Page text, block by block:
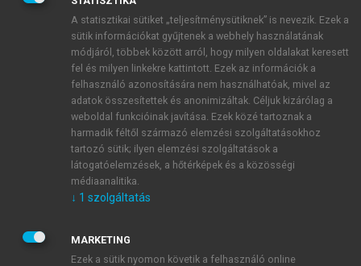
ÚJ FIÓK LÉTREHOZÁSA
1 óra díjmentes hozzáférés
E-MAIL-CÍM
JELSZÓ
A statisztikai sütiket „teljesítménysütiknek” is nevezik. Ezek a
sütik információkat gyűjtenek a webhely használatának
módjáról, többek között arról, hogy milyen oldalakat keresett
fel és milyen linkekre kattintott. Ezek az információk a
felhasználó azonosítására nem használhatóak, mivel az
adatok összesítettek és anonimizáltak. Céljuk kizárólag a
weboldal funkcióinak javítása. Ezek közé tartoznak a
harmadik féltől származó elemzési szolgáltatásokhoz
tartozó sütik; ilyen elemzési szolgáltatások a
látogatóelemzések, a hőtérképek és a közösségi
médiaanalitika.
↓ 1 szolgáltatás
MARKETING
Ezek a sütik nyomon követik a felhasználó online